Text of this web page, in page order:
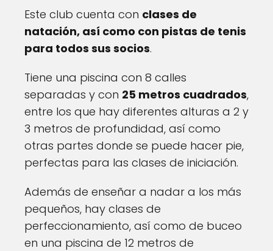
Este club cuenta con clases de
natación, así como con pistas de tenis
para todos sus socios.
Tiene una piscina con 8 calles
separadas y con 25 metros cuadrados,
entre los que hay diferentes alturas a 2 y
3 metros de profundidad, así como
otras partes donde se puede hacer pie,
perfectas para las clases de iniciación.
Además de enseñar a nadar a los más
pequeños, hay clases de
perfeccionamiento, así como de buceo
en una piscina de 12 metros de